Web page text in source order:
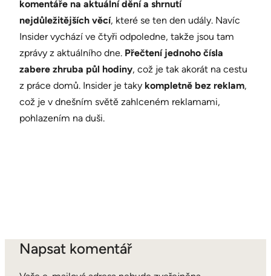
komentáře na aktuální dění a shrnutí
nejdůležitějších věcí, které se ten den udály. Navíc
Insider vychází ve čtyři odpoledne, takže jsou tam
zprávy z aktuálního dne. Přečtení jednoho čísla
zabere zhruba půl hodiny, což je tak akorát na cestu
z práce domů. Insider je taky kompletně bez reklam,
což je v dnešním světě zahlceném reklamami,
pohlazením na duši.
Napsat komentář